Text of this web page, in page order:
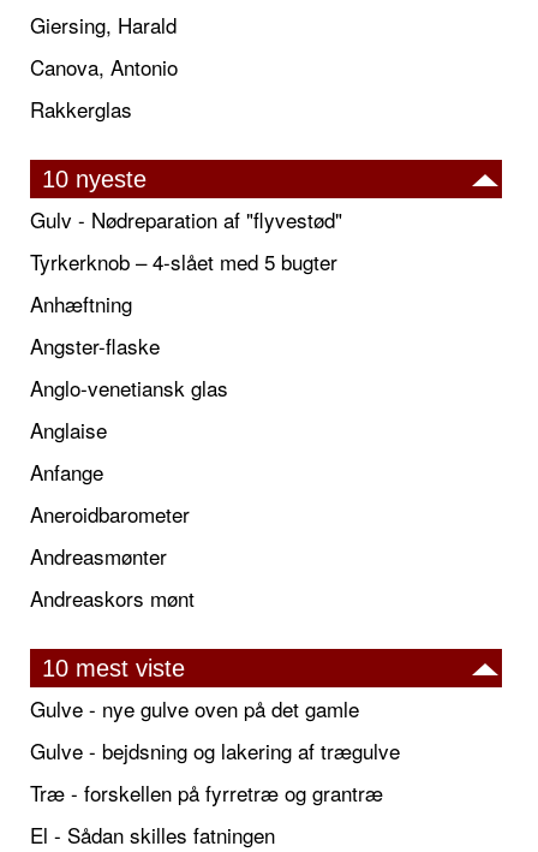
Giersing, Harald
Canova, Antonio
Rakkerglas
10 nyeste
Gulv - Nødreparation af "flyvestød"
Tyrkerknob – 4-slået med 5 bugter
Anhæftning
Angster-flaske
Anglo-venetiansk glas
Anglaise
Anfange
Aneroidbarometer
Andreasmønter
Andreaskors mønt
10 mest viste
Gulve - nye gulve oven på det gamle
Gulve - bejdsning og lakering af trægulve
Træ - forskellen på fyrretræ og grantræ
El - Sådan skilles fatningen